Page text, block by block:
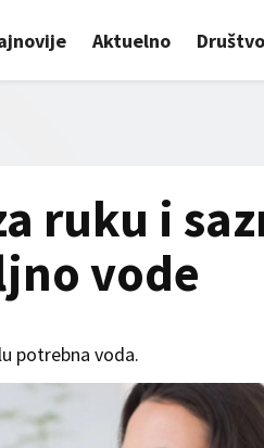
Aktuelno Društvo
ruku i
vode
potrebna voda.